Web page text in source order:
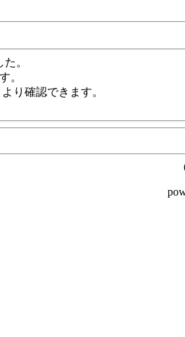
。
。
り確認できます。